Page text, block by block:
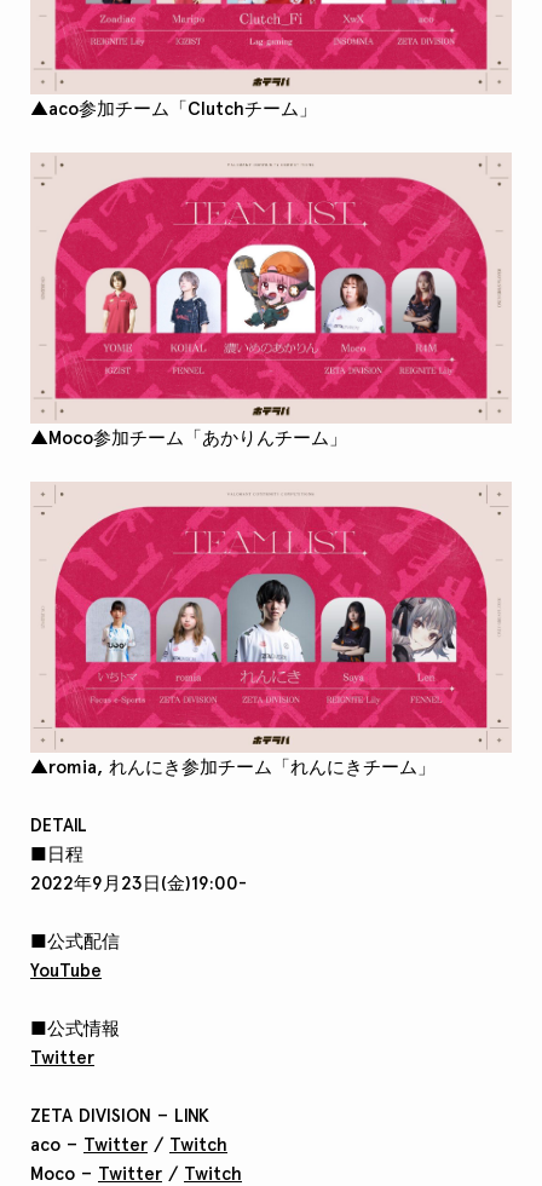
▲aco参加チーム「Clutchチーム」
▲Moco参加チーム「あかりんチーム」
▲romia, れんにき参加チーム「れんにきチーム」
DETAIL
■日程
2022年9月23日(金)19:00-
■公式配信
YouTube
■公式情報
Twitter
ZETA DIVISION – LINK
aco – Twitter / Twitch
Moco – Twitter / Twitch